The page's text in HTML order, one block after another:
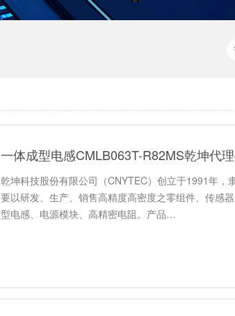
一体成型电感CMLB063T-R82MS乾坤
乾坤科技股份有限公司（CNYTEC）创立于1991年，
要以研发、生产、销售高精度高密度之零组件、传感
型电感、电源模块、高精密电阻。产品…